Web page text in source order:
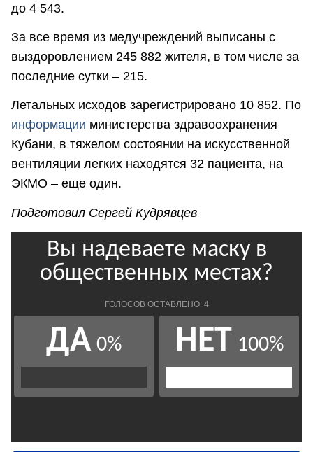
до 4 543.
За все время из медучреждений выписаны с
выздоровлением 245 882 жителя, в том числе за
последние сутки – 215.
Летальных исходов зарегистрировано 10 852. По
информации министерства здравоохранения
Кубани, в тяжелом состоянии на искусственной
вентиляции легких находятся 32 пациента, на
ЭКМО – еще один.
Подготовил Сергей Кудрявцев